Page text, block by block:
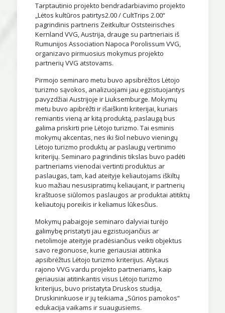
Tarptautinio projekto bendradarbiavimo projekto
„Lėtos kultūros patirtys2.00 / CultTrips 2.00“
pagrindinis partneris Zeitkultur Oststeirisches
Kernland VVG, Austrija, drauge su partneriais iš
Rumunijos Association Napoca Porolissum VVG,
organizavo pirmuosius mokymus projekto
partnerių VVG atstovams.
Pirmojo seminaro metu buvo apsibrėžtos Lėtojo
turizmo sąvokos, analizuojami jau egzistuojantys
pavyzdžiai Austrijoje ir Liuksemburge. Mokymų
metu buvo apibrėžti ir išaiškinti kriterijai, kuriais
remiantis vieną ar kitą produktą, paslaugą bus
galima priskirti prie Lėtojo turizmo. Tai esminis
mokymų akcentas, nes iki šiol nebuvo vieningų
Lėtojo turizmo produktų ar paslaugų vertinimo
kriterijų. Seminaro pagrindinis tikslas buvo padėti
partneriams vienodai vertinti produktus ar
paslaugas, tam, kad ateityje keliautojams iškiltų
kuo mažiau nesusipratimų keliaujant, ir partnerių
kraštuose siūlomos paslaugos ar produktai atitiktų
keliautojų poreikis ir keliamus lūkesčius.
Mokymų pabaigoje seminaro dalyviai turėjo
galimybę pristatyti jau egzistuojančius ar
netolimoje ateityje pradėsiančius veikti objektus
savo regionuose, kurie geriausiai atitinka
apsibrėžtus Lėtojo turizmo kriterijus. Alytaus
rajono VVG vardu projekto partneriams, kaip
geriausiai atitinkantis visus Lėtojo turizmo
kriterijus, buvo pristatyta Druskos studija,
Druskininkuose ir jų teikiama „Sūrios pamokos“
edukacija vaikams ir suaugusiems.